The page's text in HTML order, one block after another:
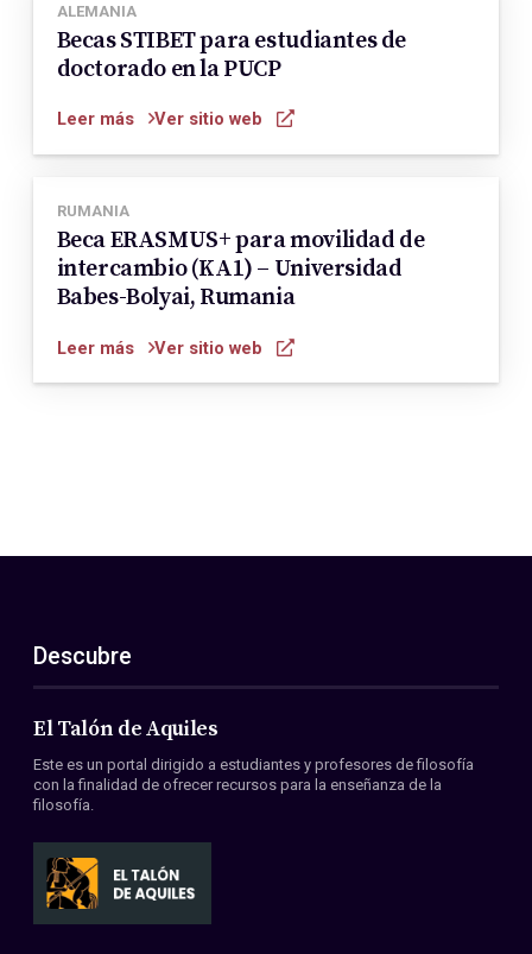
ALEMANIA
Becas STIBET para estudiantes de
doctorado en la PUCP
Leer más Ver sitio web
RUMANIA
Beca ERASMUS+ para movilidad de
intercambio (KA1) – Universidad
Babes-Bolyai, Rumania
Leer más Ver sitio web
Descubre
El Talón de Aquiles
Este es un portal dirigido a estudiantes y profesores de filosofía
con la finalidad de ofrecer recursos para la enseñanza de la
filosofía.